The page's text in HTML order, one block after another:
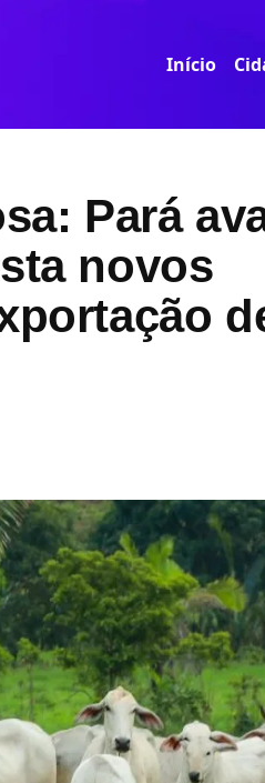
Início
Pará
novos